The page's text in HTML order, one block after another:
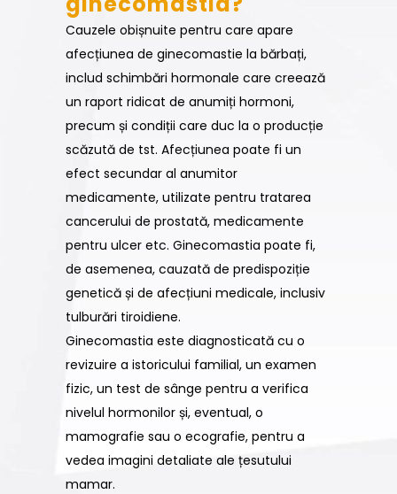
Cauzele obișnuite pentru care apare
afecțiunea de ginecomastie la bărbați,
includ schimbări hormonale care creează
un raport ridicat de anumiți hormoni,
precum și condiții care duc la o producție
scăzută de tst. Afecțiunea poate fi un
efect secundar al anumitor
medicamente, utilizate pentru tratarea
cancerului de prostată, medicamente
pentru ulcer etc. Ginecomastia poate fi,
de asemenea, cauzată de predispoziție
genetică și de afecțiuni medicale, inclusiv
tulburări tiroidiene.
Ginecomastia este diagnosticată cu o
revizuire a istoricului familial, un examen
fizic, un test de sânge pentru a verifica
nivelul hormonilor și, eventual, o
mamografie sau o ecografie, pentru a
vedea imagini detaliate ale țesutului
mamar.